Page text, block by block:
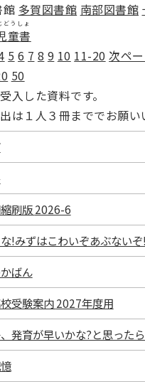
館 多賀図書館 南部図書館
童書
どうしょ
5 6 7 8 9 10 11-20 次ペ
50
入した資料です。
は１人３冊まででお願い
朝日新聞縮刷版 2026-6
!みずはこわいぞあぶないぞ!
ばん
茨城県高校受験案内 2027年度用
発育が早いかな?と思った